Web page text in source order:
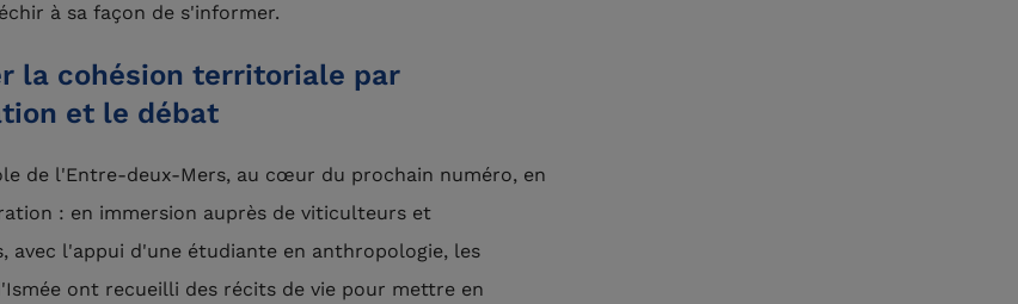
à sa façon de s'informer.
la cohésion territoriale par
et le débat
de l'Entre-deux-Mers, au cœur du prochain numéro, en
: en immersion auprès de viticulteurs et
avec l'appui d'une étudiante en anthropologie, les
ont recueilli des récits de vie pour mettre en